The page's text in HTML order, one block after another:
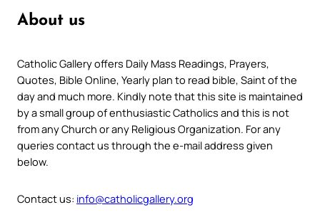
About us
Catholic Gallery offers Daily Mass Readings, Prayers,
Quotes, Bible Online, Yearly plan to read bible, Saint of the
day and much more. Kindly note that this site is maintained
by a small group of enthusiastic Catholics and this is not
from any Church or any Religious Organization. For any
queries contact us through the e-mail address given
below.
Contact us: info@catholicgallery.org